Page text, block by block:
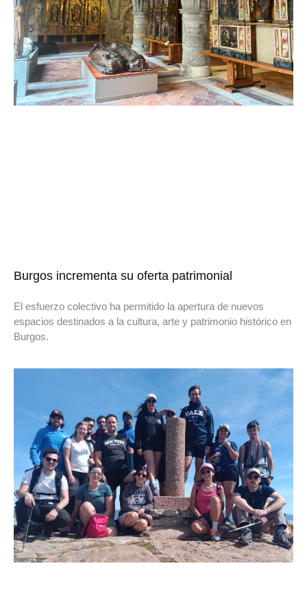
Burgos incrementa su oferta patrimonial
El esfuerzo colectivo ha permitido la apertura de nuevos
espacios destinados a la cultura, arte y patrimonio histórico en
Burgos.